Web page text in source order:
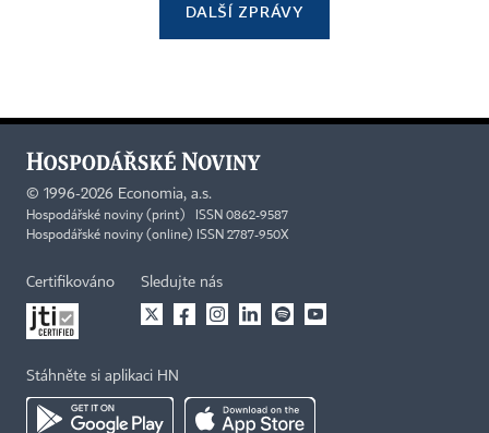
DALŠÍ ZPRÁVY
© 1996-2026 Economia, a.s.
Hospodářské noviny (print) ISSN 0862-9587
Hospodářské noviny (online) ISSN 2787-950X
Certifikováno Sledujte nás
Stáhněte si aplikaci HN